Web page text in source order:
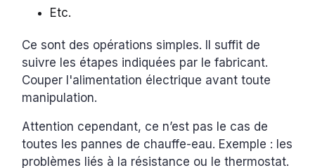
Etc.
Ce sont des opérations simples. Il suffit de
suivre les étapes indiquées par le fabricant.
Couper l'alimentation électrique avant toute
manipulation.
Attention cependant, ce n’est pas le cas de
toutes les pannes de chauffe-eau. Exemple : les
problèmes liés à la résistance ou le thermostat.